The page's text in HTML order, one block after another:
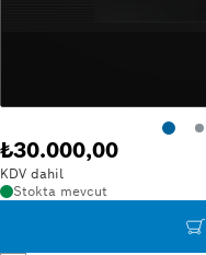
₺30.000,00
KDV dahil
Stokta mevcut